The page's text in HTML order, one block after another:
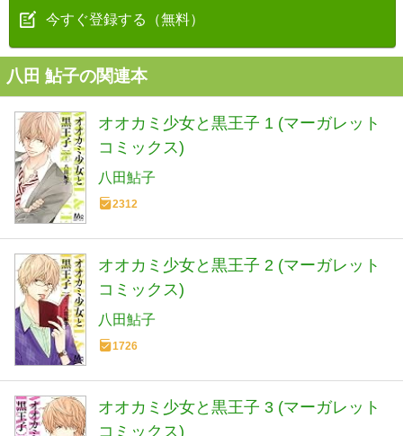
今すぐ登録する（無料）
八田 鮎子の関連本
オオカミ少女と黒王子 1 (マーガレット
コミックス)
八田鮎子
2312
オオカミ少女と黒王子 2 (マーガレット
コミックス)
八田鮎子
1726
オオカミ少女と黒王子 3 (マーガレット
コミックス)